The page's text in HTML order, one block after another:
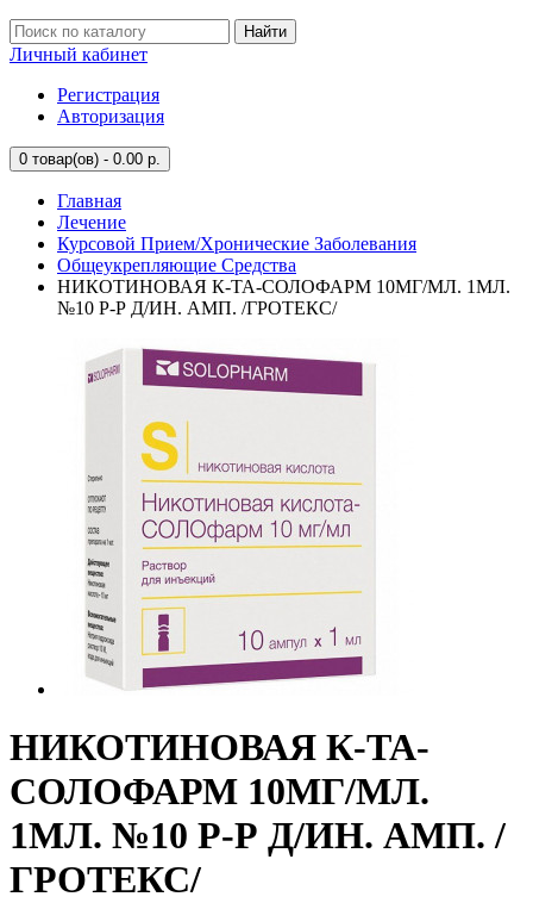
Найти
Личный кабинет
Регистрация
Авторизация
0 товар(ов) - 0.00 р.
Главная
Лечение
Курсовой Прием/Хронические Заболевания
Общеукрепляющие Средства
НИКОТИНОВАЯ К-ТА-СОЛОФАРМ 10МГ/МЛ. 1МЛ.
№10 Р-Р Д/ИН. АМП. /ГРОТЕКС/
НИКОТИНОВАЯ К-ТА-
СОЛОФАРМ 10МГ/МЛ.
1МЛ. №10 Р-Р Д/ИН. АМП. /
ГРОТЕКС/